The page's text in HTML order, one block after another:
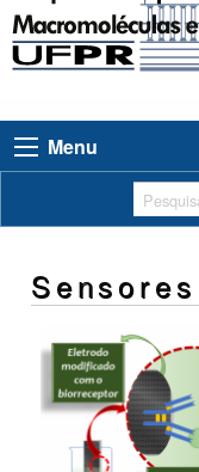
Menu